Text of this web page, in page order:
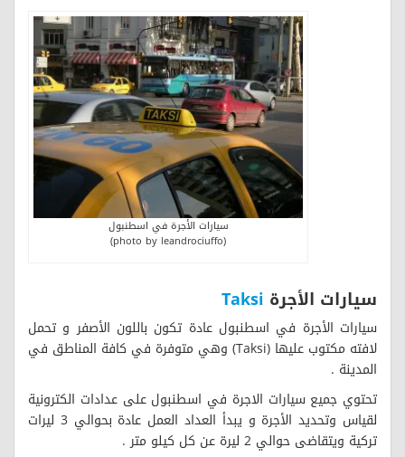
سيارات الأجرة في اسطنبول
(photo by leandrociuffo)
سيارات الأجرة Taksi
سيارات الأجرة في اسطنبول عادة تكون باللون الأصفر و تحمل
لافته مكتوب عليها (Taksi) وهي متوفرة في كافة المناطق في
المدينة .
تحتوي جميع سيارات الاجرة في اسطنبول على عدادات الكترونية
لقياس وتحديد الأجرة و يبدأ العداد العمل عادة بحوالي 3 ليرات
تركية ويتقاضى حوالي 2 ليرة عن كل كيلو متر .